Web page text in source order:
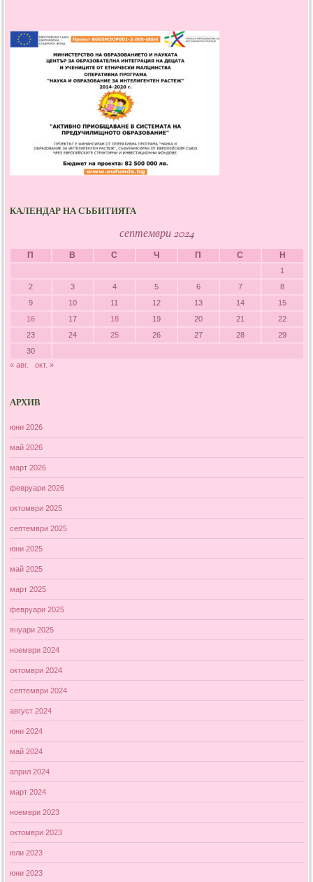
КАЛЕНДАР НА СЪБИТИЯТА
септември 2024
П В С Ч П С Н
1
2
3 4 5 6 7
8
9
10 11 12 13 14
15
16
17 18 19 20 21
22
23
24 25 26 27 28
29
30
« авг.
окт. »
АРХИВ
юни 2026
май 2026
март 2026
февруари 2026
октомври 2025
септември 2025
юни 2025
май 2025
март 2025
февруари 2025
януари 2025
ноември 2024
октомври 2024
септември 2024
август 2024
юни 2024
май 2024
април 2024
март 2024
ноември 2023
октомври 2023
юли 2023
юни 2023